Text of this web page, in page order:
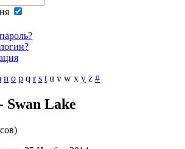
n o p q r s t u v w x y z #
Swan Lake